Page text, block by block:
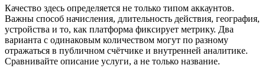
Качество здесь определяется не только типом аккаунтов.
Важны способ начисления, длительность действия, география,
устройства и то, как платформа фиксирует метрику. Два
варианта с одинаковым количеством могут по разному
отражаться в публичном счётчике и внутренней аналитике.
Сравнивайте описание услуги, а не только название.